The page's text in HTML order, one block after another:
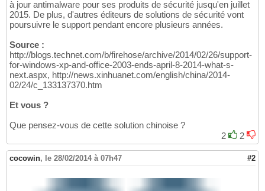
à jour antimalware pour ses produits de sécurité jusqu'en juillet
2015. De plus, d'autres éditeurs de solutions de sécurité vont
poursuivre le support pendant encore plusieurs années.
Source :
http://blogs.technet.com/b/firehose/archive/2014/02/26/support-
for-windows-xp-and-office-2003-ends-april-8-2014-what-s-
next.aspx, http://news.xinhuanet.com/english/china/2014-
02/24/c_133137370.htm
Et vous ?
Que pensez-vous de cette solution chinoise ?
2
2
cocowin, le 28/02/2014 à 07h47 #2